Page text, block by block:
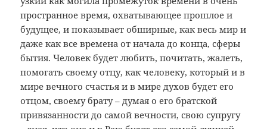
пространное время, охватывающее прошлое и
будущее, и показывает обширные, как весь мир и
даже как все времена от начала до конца, сферы
бытия. Человек будет любить, почитать, жалеть,
помогать своему отцу, как человеку, который и в
мире вечного счастья и в мире духов будет его
отцом, своему брату – думая о его братской
привязанности до самой вечности, свою супругу